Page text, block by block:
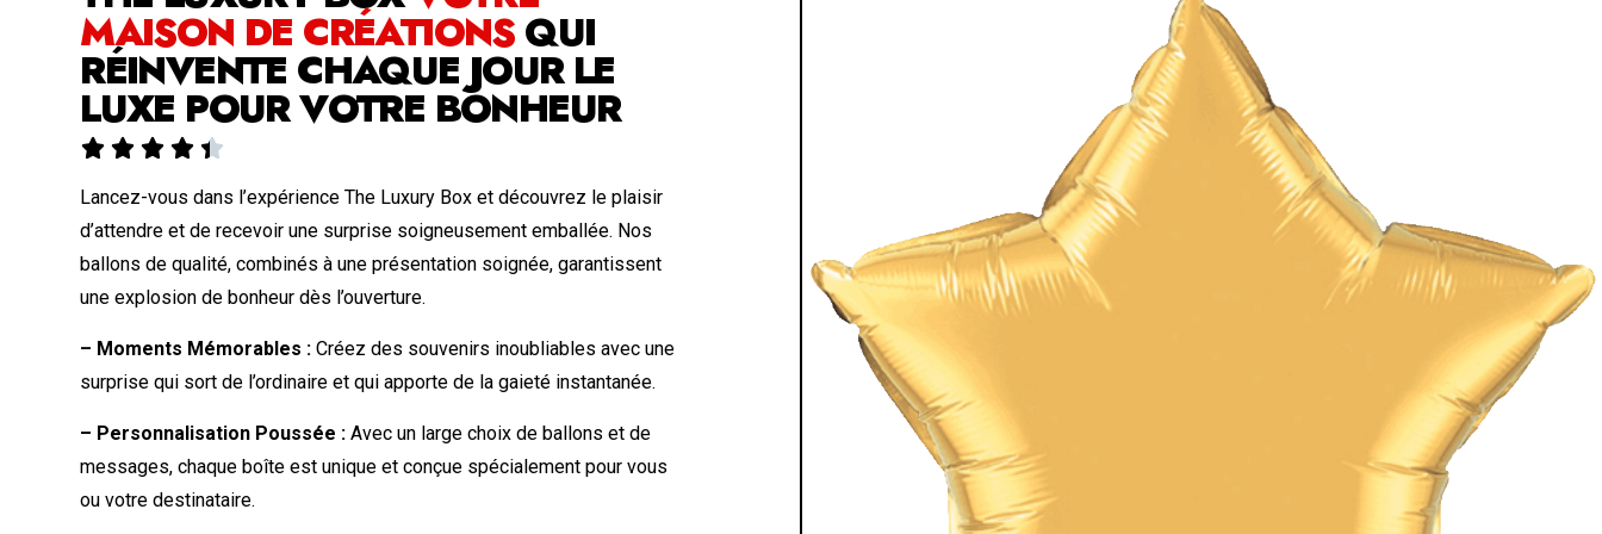
MAISON DE CRÉATIONSQUI
RÉINVENTE CHAQUE JOUR LE
LUXE POUR VOTRE BONHEUR
    
Lancez-vous dans l’expérience The Luxury Box et découvrez le plaisir
d’attendre et de recevoir une surprise soigneusement emballée. Nos
ballons de qualité, combinés à une présentation soignée, garantissent
une explosion de bonheur dès l’ouverture.
– Moments Mémorables : Créez des souvenirs inoubliables avec une
surprise qui sort de l’ordinaire et qui apporte de la gaieté instantanée.
– Personnalisation Poussée : Avec un large choix de ballons et de
messages, chaque boîte est unique et conçue spécialement pour vous
ou votre destinataire.